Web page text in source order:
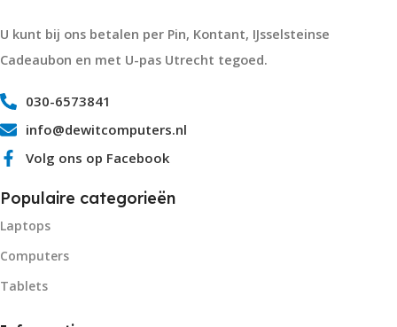
U kunt bij ons betalen per Pin, Kontant, IJsselsteinse
Cadeaubon en met U-pas Utrecht tegoed.
030-6573841
info@dewitcomputers.nl
Volg ons op Facebook
Populaire categorieën
Laptops
Computers
Tablets